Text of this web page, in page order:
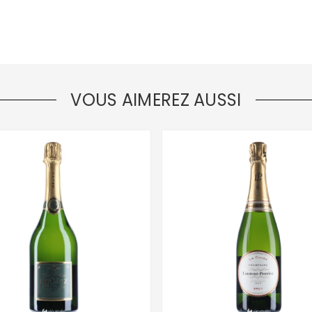
VOUS AIMEREZ AUSSI